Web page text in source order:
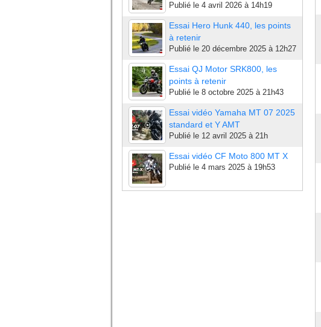
Publié le 4 avril 2026 à 14h19
Essai Hero Hunk 440, les points
à retenir
Publié le 20 décembre 2025 à 12h27
Essai QJ Motor SRK800, les
points à retenir
Publié le 8 octobre 2025 à 21h43
Essai vidéo Yamaha MT 07 2025
standard et Y AMT
Publié le 12 avril 2025 à 21h
Essai vidéo CF Moto 800 MT X
Publié le 4 mars 2025 à 19h53